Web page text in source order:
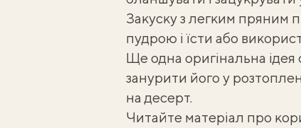
Закуску з легким
пудрою і їсти або
Ще одна оригінальна
занурити його у
на десерт.
Читайте матеріал про